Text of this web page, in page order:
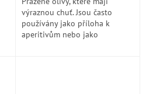
výraznou chuť. Jsou často
používány jako příloha k
aperitivům nebo jako